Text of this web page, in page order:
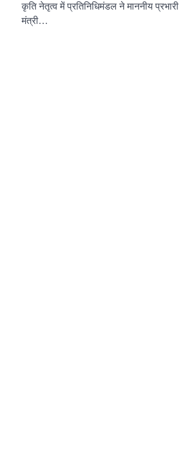
कृति नेतृत्व में प्रतिनिधिमंडल ने माननीय प्रभारी
मंत्री…